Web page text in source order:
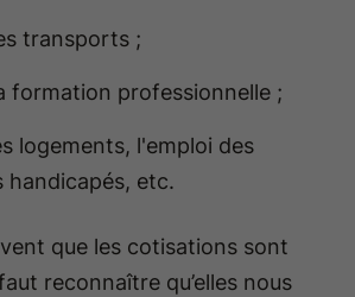
transports ;
formation professionnelle ;
logements, l'emploi des
handicapés, etc.
que les cotisations sont
reconnaître qu’elles nous